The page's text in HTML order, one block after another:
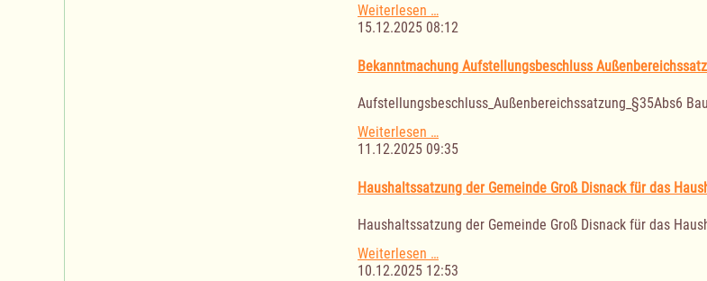
Haushaltsjahr
Weiterlesen …
Satzung
in
der
Gemeinde
Kittlitz
15.12.2025 08:12
Bekanntmachung Aufstellungsbeschluss
Aufstellungsbeschluss_Außenbereichssatzung_§35Abs6
Weiterlesen …Bekanntmachung
Aufstellungsbeschluss
§
35
6
(15.12.2025)
11.12.2025 09:35
Haushaltssatzung der Gemeinde Groß Disnack für das
Haushaltssatzung der Gemeinde Groß Disnack für das
Weiterlesen …Haushaltssatzung
der
10.12.2025 12:53